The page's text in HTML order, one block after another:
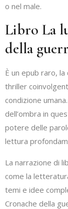
o nel male.
Libro La
della
È un epub raro,
thriller
condizione
dell’ombra in
potere delle
lettura
La narrazione di
come la
temi e idee
Cronache della